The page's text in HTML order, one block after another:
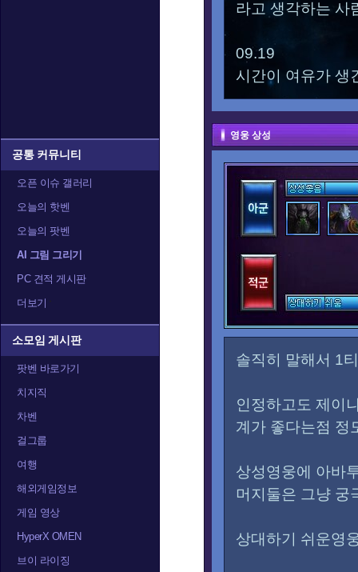
공통 커뮤니티
오픈 이슈 갤러리
오늘의 핫벤
오늘의 팟벤
AI 그림 그리기
PC 견적 게시판
더보기
소모임 게시판
팟벤 바로가기
치지직
차벤
걸그룹
여행
해외게임정보
게임 영상
HyperX OMEN
브이 라이징
라고 생각하는 사
09.19
시간이 여유가 생
영웅 상성
솔직히 말해서 1
인정하고도 제이
계가 좋다는점 정
상성영웅에 아바
머지둘은 그냥 궁
상대하기 쉬운영